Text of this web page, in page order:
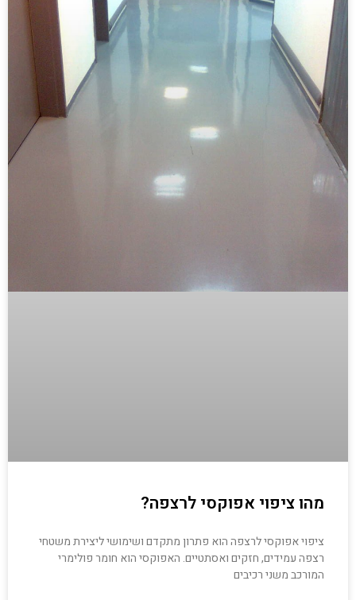
מהו ציפוי אפוקסי לרצפה?
ציפוי אפוקסי לרצפה הוא פתרון מתקדם ושימושי ליצירת משטחי
רצפה עמידים, חזקים ואסתטיים. האפוקסי הוא חומר פולימרי
המורכב משני רכיבים